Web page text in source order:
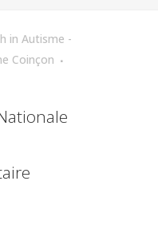
in Autisme -
Coinçon